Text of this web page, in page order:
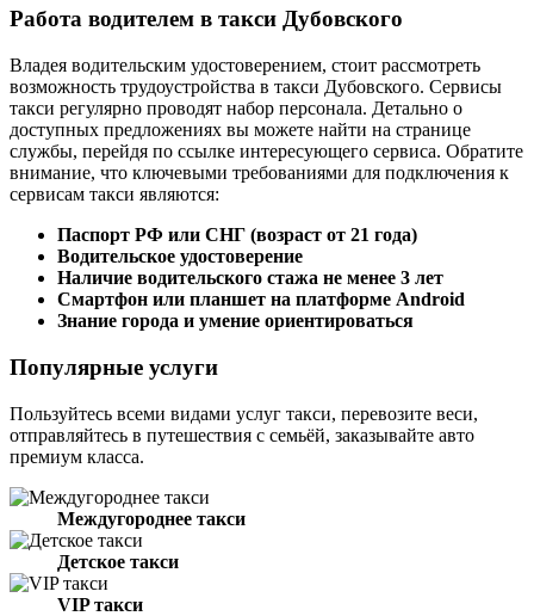
Работа водителем в такси Дубовского
Владея водительским удостоверением, стоит рассмотреть
возможность трудоустройства в такси Дубовского. Сервисы
такси регулярно проводят набор персонала. Детально о
доступных предложениях вы можете найти на странице
службы, перейдя по ссылке интересующего сервиса. Обратите
внимание, что ключевыми требованиями для подключения к
сервисам такси являются:
Паспорт РФ или СНГ (возраст от 21 года)
Водительское удостоверение
Наличие водительского стажа не менее 3 лет
Смартфон или планшет на платформе Android
Знание города и умение ориентироваться
Популярные услуги
Пользуйтесь всеми видами услуг такси, перевозите веси,
отправляйтесь в путешествия с семьёй, заказывайте авто
премиум класса.
Междугороднее такси
Детское такси
VIP такси